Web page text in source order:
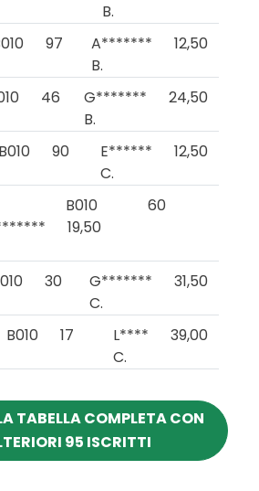
B.
97
A*******
B.
12,50
46
G*******
B.
24,50
B010 90
E******
C.
12,50
B010
60
19,50
30
G*******
C.
31,50
B010 17
L****
C.
39,00
TABELLA COMPLETA CON
95 ISCRITTI